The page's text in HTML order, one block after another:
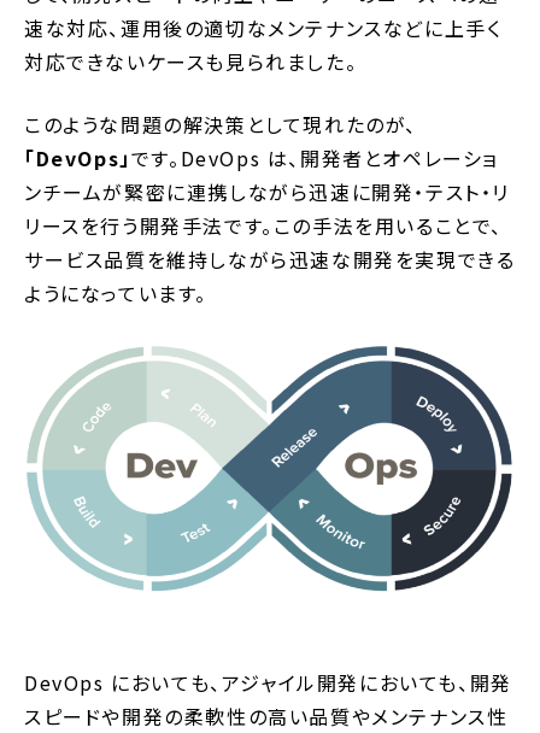
速な対応、運用後の適切なメンテナンスなどに上手く
対応できないケースも見られました。
このような問題の解決策として現れたのが、
「DevOps」です。DevOps は、開発者とオペレーショ
ンチームが緊密に連携しながら迅速に開発・テスト・リ
リースを行う開発手法です。この手法を用いることで、
サービス品質を維持しながら迅速な開発を実現できる
ようになっています。
DevOps においても、アジャイル開発においても、開発
スピードや開発の柔軟性の高い品質やメンテナンス性